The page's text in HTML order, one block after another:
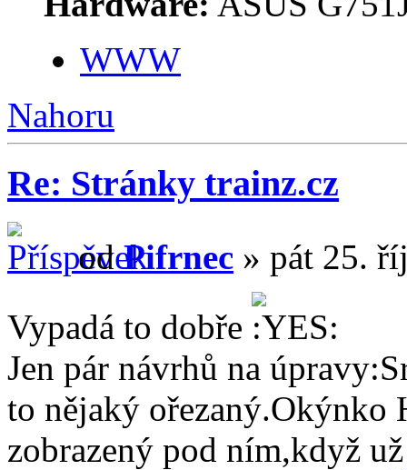
WWW
Nahoru
Re: Stránky trainz.cz
odPifrnec » pát 25.
Vypadá to dobře
Jen pár návrhů na
to nějaký ořezaný.Okýnko
zobrazený pod ním,když